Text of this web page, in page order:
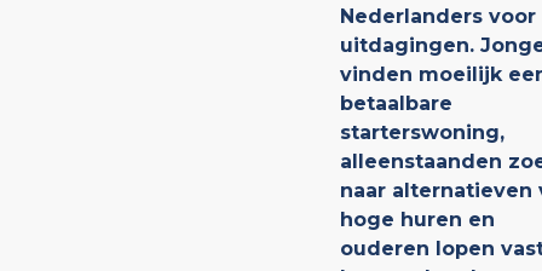
Nederlanders voor
uitdagingen.
vinden moeilijk
betaalbare
starterswoning,
alleenstaanden
naar alternatieven
hoge huren en
ouderen lopen